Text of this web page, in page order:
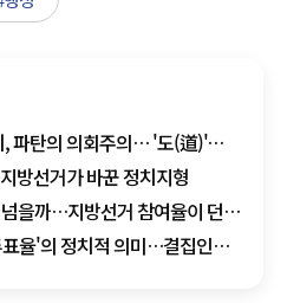
, 파탄의 의회주의… '도(道)'를
방선거가 바꾼 정치지형
을까…지방선거 참여율이 던진
율'의 정치적 의미…결집인가,